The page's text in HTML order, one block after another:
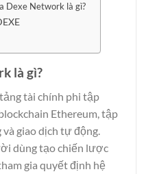
Dexe Network là gì?
là gì?
tảng tài chính phi tập
Ethereum, tập
giao dịch tự động.
dùng tạo chiến lược
gia quyết định hệ